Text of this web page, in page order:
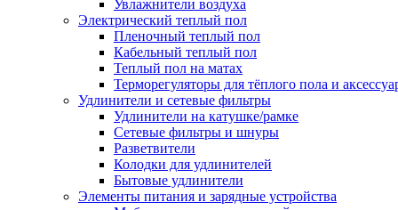
Увлажнители воздуха
Электрический теплый пол
Пленочный теплый пол
Кабельный теплый пол
Теплый пол на матах
Терморегуляторы для тёплого пола и
Удлинители и сетевые фильтры
Удлинители на катушке/рамке
Сетевые фильтры и шнуры
Разветвители
Колодки для удлинителей
Бытовые удлинители
Элементы питания и зарядные устройства